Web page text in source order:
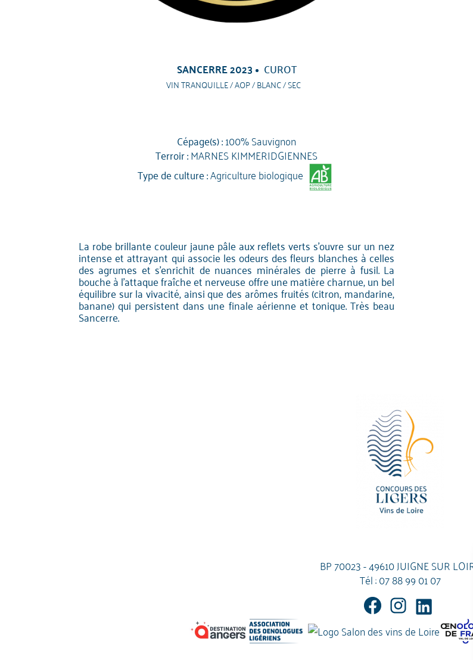
SANCERRE 2023 CUROT
VIN TRANQUILLE / AOP / BLANC / SEC
Cépage(s) :100% Sauvignon
Terroir :MARNES KIMMERIDGIENNES
Type de culture :Agriculture biologique
La robe brillante couleur jaune pâle aux reflets verts s'ouvre sur un nez
intense et attrayant qui associe les odeurs des fleurs blanches à celles
des agrumes et s'enrichit de nuances minérales de pierre à fusil. La
bouche à l'attaque fraîche et nerveuse offre une matière charnue, un bel
équilibre sur la vivacité, ainsi que des arômes fruités (citron, mandarine,
banane) qui persistent dans une finale aérienne et tonique. Très beau
Sancerre.
BP 70023 - 49610 JUIGNE SUR
Tél :07 88 99 01 07